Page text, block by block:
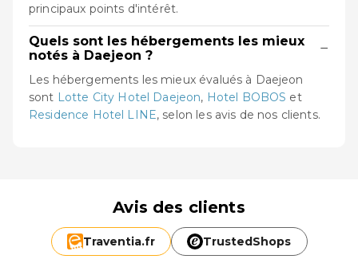
principaux points d'intérêt.
Quels sont les hébergements les mieux
notés à Daejeon ?
−
Les hébergements les mieux évalués à Daejeon
sont Lotte City Hotel Daejeon, Hotel BOBOS et
Residence Hotel LINE, selon les avis de nos clients.
Avis des clients
Traventia.fr TrustedShops